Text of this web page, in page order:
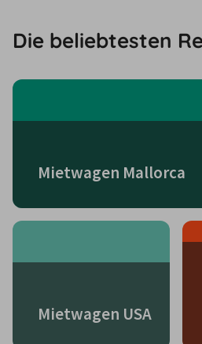
Die beliebtesten
Mietwagen Mallorca
Mietwagen USA